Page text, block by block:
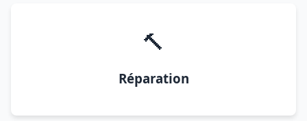
🔨
Réparation